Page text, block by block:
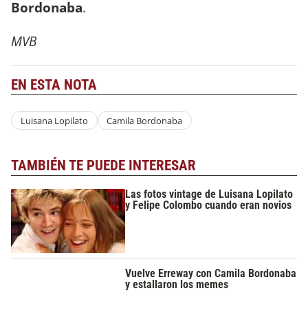
Bordonaba.
MVB
EN ESTA NOTA
Luisana Lopilato Camila Bordonaba
TAMBIÉN TE PUEDE INTERESAR
Las fotos vintage de Luisana Lopilato
y Felipe Colombo cuando eran novios
Vuelve Erreway con Camila Bordonaba
y estallaron los memes